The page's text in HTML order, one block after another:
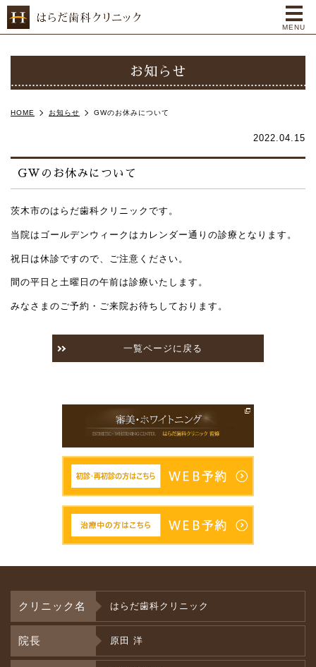
MENU
お知らせ
HOME お知らせ GWのお休みについて
2022.04.15
GWのお休みについて
茨木市のはらだ歯科クリニックです。
当院はゴールデンウィークはカレンダー通りの診療となります。
祝日は休診ですので、ご注意ください。
間の平日と土曜日の午前は診療いたします。
みなさまのご予約・ご来院お待ちしております。
一覧ページに戻る
クリニック名 はらだ歯科クリニック
院長 原田 洋